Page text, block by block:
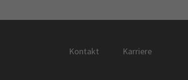
Kontakt Karriere